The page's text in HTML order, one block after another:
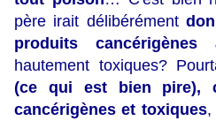
père irait délibérément
produits cancérigènes
hautement toxiques?
(ce qui est bien pire),
cancérigènes et toxiques,